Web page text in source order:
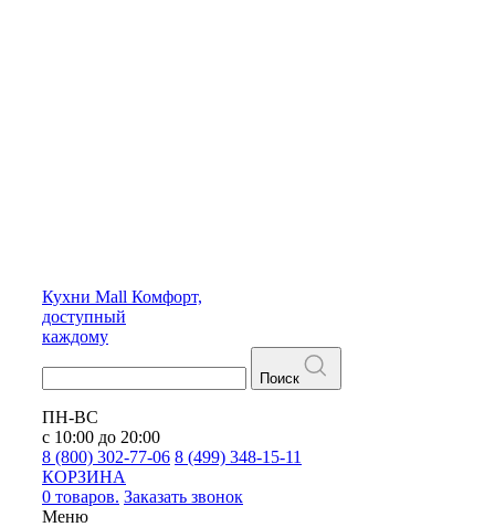
Кухни Mall Комфорт,
доступный
каждому
Поиск
ПН-ВС
с 10:00 до 20:00
8 (800) 302-77-06 8 (499) 348-15-11
КОРЗИНА
0 товаров. Заказать звонок
Меню